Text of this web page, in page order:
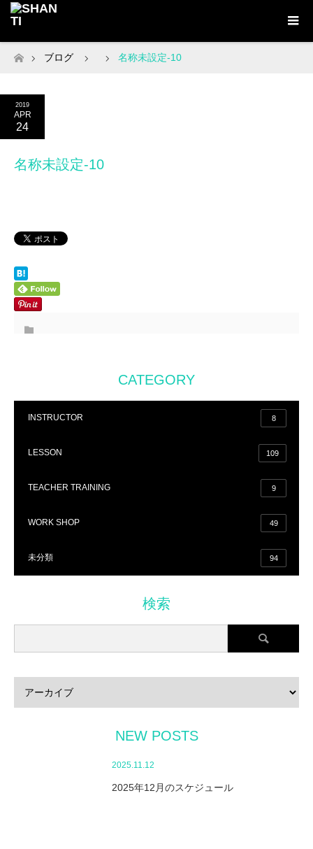
ホーム
ブログ 名称未設定-10
2019
APR
24
名称未設定-10
CATEGORY
INSTRUCTOR 8
LESSON 109
TEACHER TRAINING 9
WORK SHOP 49
未分類 94
検索
NEW POSTS
2025.11.12
2025年12月のスケジュール